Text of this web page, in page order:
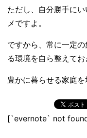
ただし、自分勝手に
メですよ。
ですから、常に一定
る環境を自ら整えてお
豊かに暮らせる家庭を
[`evernote` not